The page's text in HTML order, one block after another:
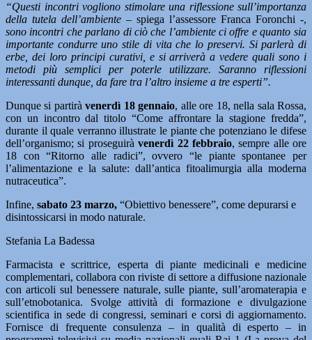
“Questi incontri vogliono stimolare una riflessione sull’importanza
della tutela dell’ambiente – spiega l’assessore Franca Foronchi -,
sono incontri che parlano di ciò che l’ambiente ci offre e quanto sia
importante condurre uno stile di vita che lo preservi. Si parlerà di
erbe, dei loro principi curativi, e si arriverà a vedere quali sono i
metodi più semplici per poterle utilizzare. Saranno riflessioni
interessanti dunque, da fare tra l’altro insieme a tre esperti”.
Dunque si partiràvenerdì 18 gennaio, alle ore 18, nella sala Rossa,
con un incontro dal titolo “Come affrontare la stagione fredda”,
durante il quale verranno illustrate le piante che potenziano le difese
dell’organismo; si proseguiràvenerdì 22 febbraio, sempre alle ore
18 con “Ritorno alle radici”, ovvero “le piante spontanee per
l’alimentazione e la salute: dall’antica fitoalimurgia alla moderna
nutraceutica”.
Infine, sabato 23 marzo, “Obiettivo benessere”, come depurarsi e
disintossicarsi in modo naturale.
Stefania La Badessa
Farmacista e scrittrice, esperta di piante medicinali e medicine
complementari, collabora con riviste di settore a diffusione nazionale
con articoli sul benessere naturale, sulle piante, sull’aromaterapia e
sull’etnobotanica. Svolge attività di formazione e divulgazione
scientifica in sede di congressi, seminari e corsi di aggiornamento.
Fornisce di frequente consulenza – in qualità di esperto – in